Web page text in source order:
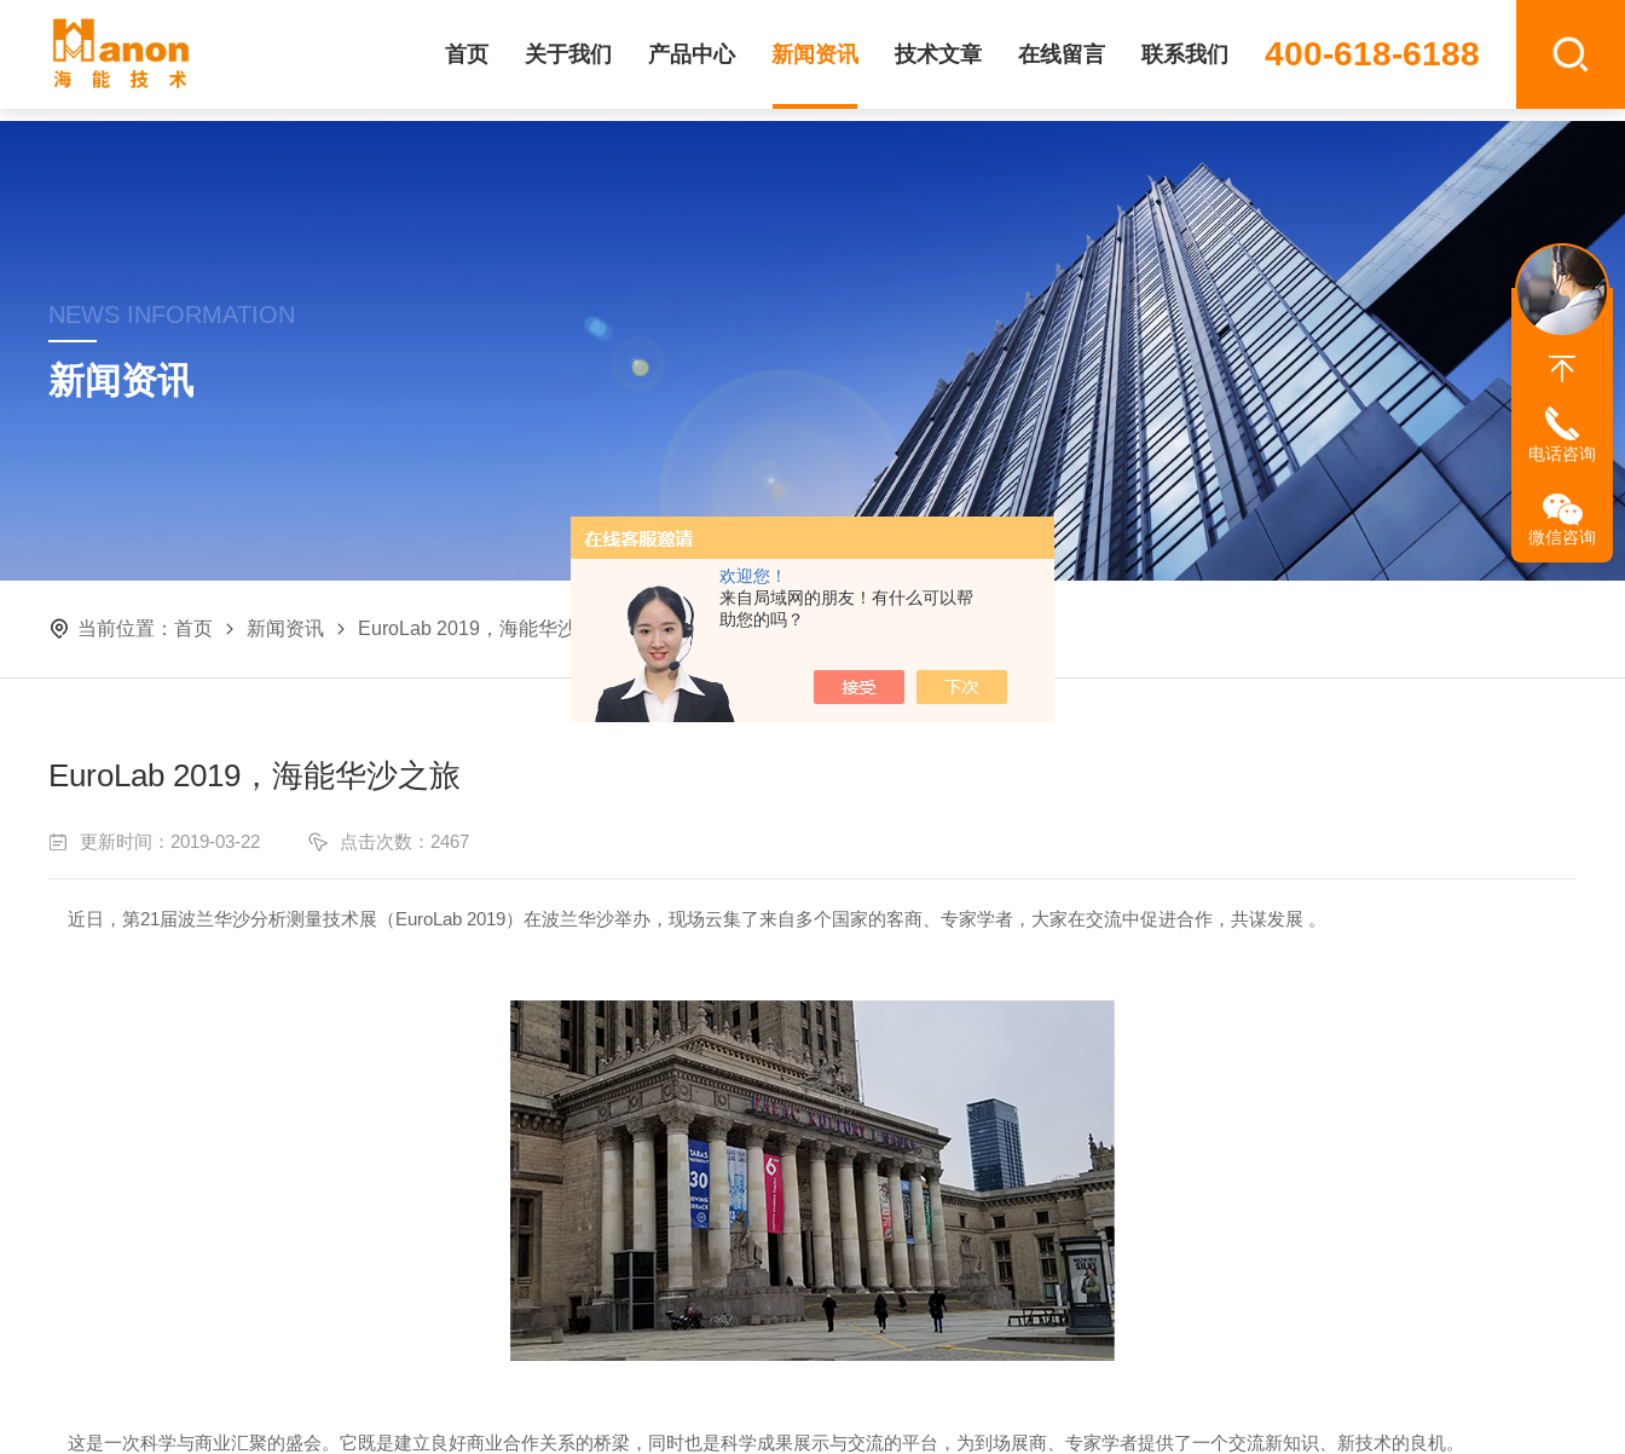
欢迎您！
来自局域网的朋友！有什么可以帮
助您的吗？
400-618-6188
首页 关于我们 产品中心 新闻资讯 技术文章 在线留言 联系我们
NEWS INFORMATION
新闻资讯
当前位置： 首页 新闻资讯 EuroLab 2019，海能华沙之旅
EuroLab 2019，海能华沙之旅
更新时间：2019-03-22 点击次数：2467
近日，第21届波兰华沙分析测量技术展（EuroLab 2019）在波兰华沙举办，现场云集了来自多个国家的客商、专家学者，大家在交流中促进合作，共谋发展 。
这是一次科学与商业汇聚的盛会。它既是建立良好商业合作关系的桥梁，同时也是科学成果展示与交流的平台，为到场展商、专家学者提供了一个交流新知识、新技术的良机。
电话咨询
微信咨询